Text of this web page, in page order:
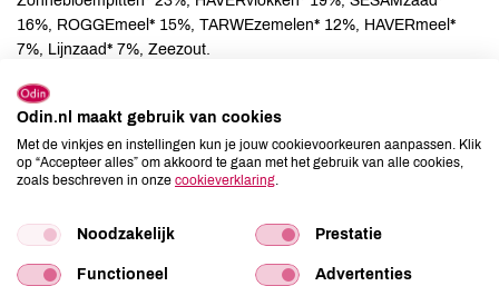
16%, ROGGEmeel* 15%, TARWEzemelen* 12%, HAVERmeel*
7%, Lijnzaad* 7%, Zeezout.
Allergenen
Aardnoten
kan bevatten
Ei
niet aanwezig
Lactose
kan bevatten
Lupine
niet aanwezig
Odin.nl maakt gebruik van cookies
Met de vinkjes en instellingen kun je jouw cookievoorkeuren aanpassen. Klik
op “Accepteer alles” om akkoord te gaan met het gebruik van alle cookies,
zoals beschreven in onze cookieverklaring
Noodzakelijk Prestatie
Functioneel Advertenties